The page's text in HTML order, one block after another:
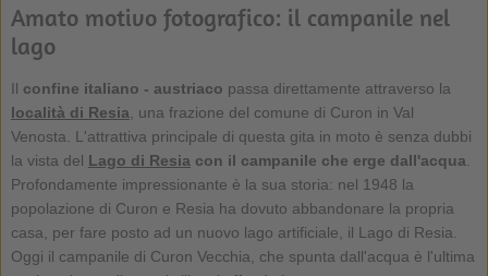
Amato motivo fotografico: il campanile nel
lago
Il confine italiano - austriaco passa direttamente attraverso la
località di Resia , una frazione del comune di Curon in Val
Venosta. L'attrattiva principale di questa gita in moto è senza dubbi
la vista del Lago di Resia con il campanile che erge dall'acqua
Profondamente impressionante è la sua storia: nel 1948 la
popolazione di Curon e Resia ha dovuto abbandonare la propria
casa, per fare posto ad un nuovo lago artificiale, il Lago di Resia.
Oggi il campanile di Curon Vecchia, che spunta dall'acqua è l'ultima